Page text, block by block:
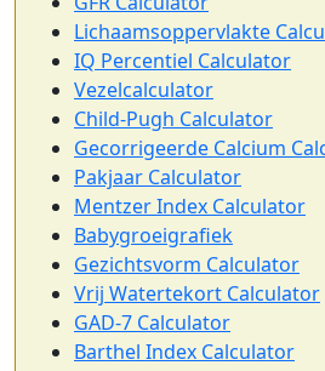
Lichaamsoppervlakte
IQ Percentiel Calculator
Vezelcalculator
Child-Pugh Calculator
Gecorrigeerde Calcium
Pakjaar Calculator
Mentzer Index Calculator
Babygroeigrafiek
Gezichtsvorm Calculator
Vrij Watertekort Calculator
GAD-7 Calculator
Barthel Index Calculator